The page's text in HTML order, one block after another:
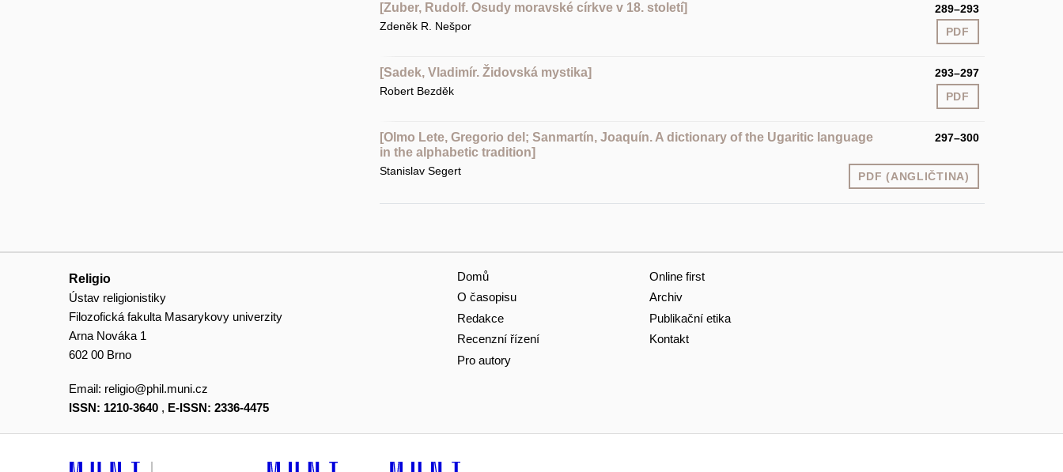
[Zuber, Rudolf. Osudy moravské církve v 18. století]
289–293
Zdeněk R. Nešpor
PDF
[Sadek, Vladimír. Židovská mystika]
293–297
Robert Bezděk
PDF
[Olmo Lete, Gregorio del; Sanmartín, Joaquín. A dictionary of the Ugaritic language
in the alphabetic tradition]
297–300
Stanislav Segert PDF (ANGLIČTINA)
Religio
Ústav religionistiky
Filozofická fakulta Masarykovy univerzity
Arna Nováka 1
602 00 Brno
Email: religio@phil.muni.cz
ISSN: 1210-3640 , E-ISSN: 2336-4475
Domů
O časopisu
Redakce
Recenzní řízení
Pro autory
Online first
Archiv
Publikační etika
Kontakt